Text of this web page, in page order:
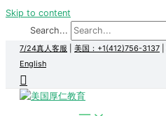
Skip to content
Search...
7/24真人客服 美国：+1(412)756-3137
English